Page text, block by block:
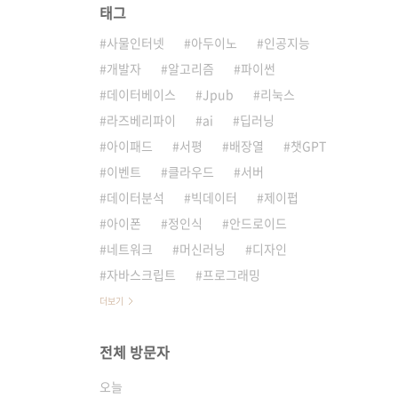
태그
사물인터넷 아두이노
인공지능
개발자
알고리즘
파이썬
데이터베이스
Jpub
리눅스
라즈베리파이
ai
딥러닝
아이패드
서평 배장열
챗GPT
이벤트
클라우드
서버
데이터분석
빅데이터
제이펍
아이폰
정인식
안드로이드
네트워크
머신러닝
디자인
자바스크립트
프로그래밍
더보기
전체 방문자
오늘